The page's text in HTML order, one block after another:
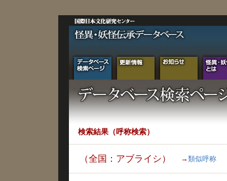
検索結果（呼称検索）
（全国：アブライシ） → 類似呼称